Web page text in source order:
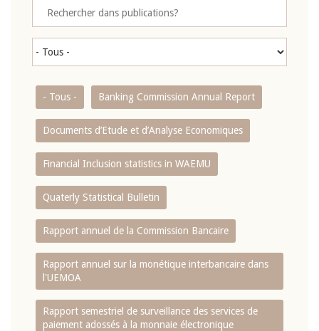
- Tous - Banking Commission Annual Report
Documents d’Etude et d’Analyse Economiques
Financial Inclusion statistics in WAEMU
Quaterly Statistical Bulletin
Rapport annuel de la Commission Bancaire
Rapport annuel sur la monétique interbancaire dans
l'UEMOA
Rapport semestriel de surveillance des services de
paiement adossés à la monnaie électronique